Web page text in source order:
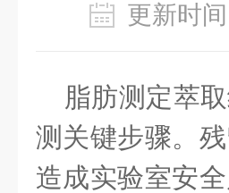
更新时
脂肪测定萃
测关键步骤。
造成实验室安